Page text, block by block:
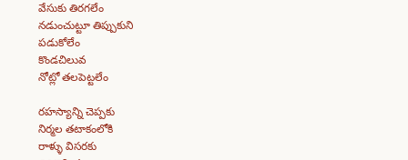
వేసుకు తిరగలేం
నడుంచుట్టూ తిప్పుకుని
పడుకోలేం
కొండచిలువ
నోట్లో తలపెట్టలేం
రహస్యాన్ని చెప్పకు
నిర్మల తటాకంలోకి
రాళ్ళు విసరకు